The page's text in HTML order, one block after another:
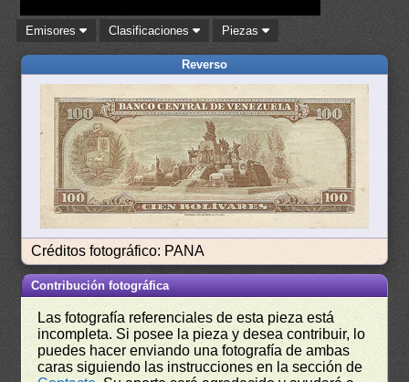
Emisores Clasificaciones Piezas
Reverso
Créditos fotográfico: PANA
Contribución fotográfica
Las fotografía referenciales de esta pieza está
incompleta. Si posee la pieza y desea contribuir, lo
puedes hacer enviando una fotografía de ambas
caras siguiendo las instrucciones en la sección de